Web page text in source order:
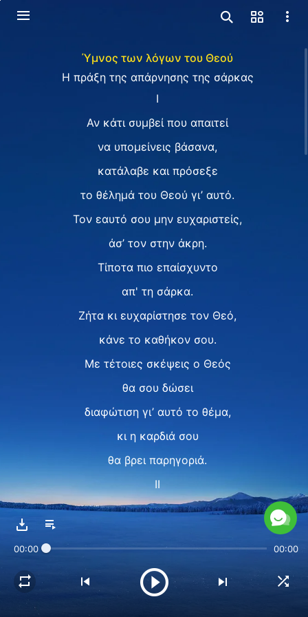
Ύμνος των λόγων του Θεού
Η πράξη της απάρνησης της σάρκας
I
Αν κάτι συμβεί που απαιτεί
να υπομείνεις βάσανα,
κατάλαβε και πρόσεξε
το θέλημά του Θεού γι’ αυτό.
Τον εαυτό σου μην ευχαριστείς,
άσ’ τον στην άκρη.
Τίποτα πιο επαίσχυντο
απ' τη σάρκα.
Ζήτα κι ευχαρίστησε τον Θεό,
κάνε το καθήκον σου.
Με τέτοιες σκέψεις ο Θεός
θα σου δώσει
διαφώτιση γι’ αυτό το θέμα,
κι η καρδιά σου
θα βρει παρηγοριά.
II
Όταν κάτι σου συμβεί,
δες τη σάρκα
00:00 00:00